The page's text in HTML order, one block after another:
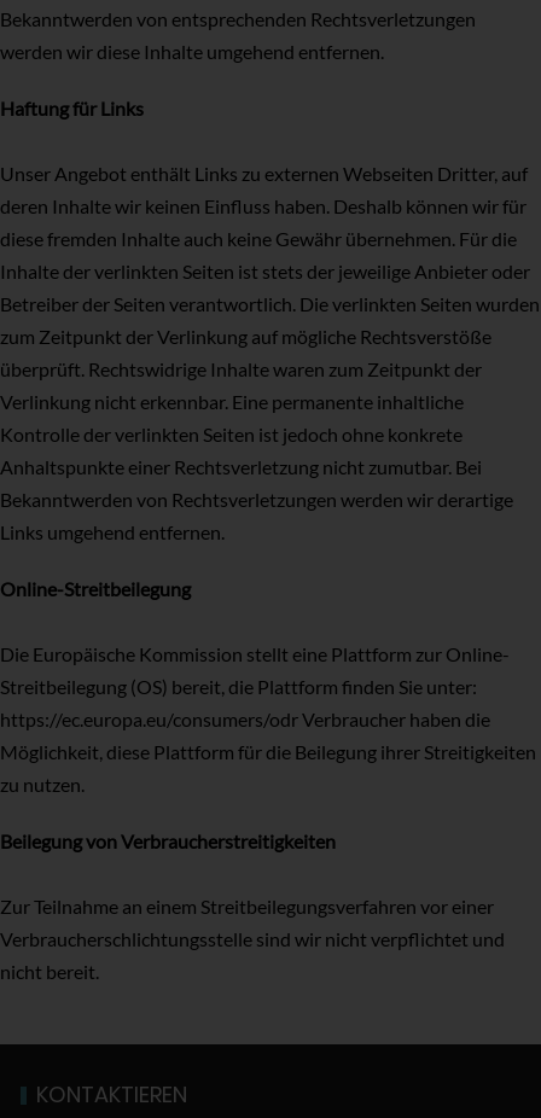
Bekanntwerden von entsprechenden Rechtsverletzungen
werden wir diese Inhalte umgehend entfernen.
Haftung für Links
Unser Angebot enthält Links zu externen Webseiten Dritter, auf
deren Inhalte wir keinen Einfluss haben. Deshalb können wir für
diese fremden Inhalte auch keine Gewähr übernehmen. Für die
Inhalte der verlinkten Seiten ist stets der jeweilige Anbieter oder
Betreiber der Seiten verantwortlich. Die verlinkten Seiten wurden
zum Zeitpunkt der Verlinkung auf mögliche Rechtsverstöße
überprüft. Rechtswidrige Inhalte waren zum Zeitpunkt der
Verlinkung nicht erkennbar. Eine permanente inhaltliche
Kontrolle der verlinkten Seiten ist jedoch ohne konkrete
Anhaltspunkte einer Rechtsverletzung nicht zumutbar. Bei
Bekanntwerden von Rechtsverletzungen werden wir derartige
Links umgehend entfernen.
Online-Streitbeilegung
Die Europäische Kommission stellt eine Plattform zur Online-
Streitbeilegung (OS) bereit, die Plattform finden Sie unter:
https://ec.europa.eu/consumers/odrVerbraucher haben die
Möglichkeit, diese Plattform für die Beilegung ihrer Streitigkeiten
zu nutzen.
Beilegung von Verbraucherstreitigkeiten
Zur Teilnahme an einem Streitbeilegungsverfahren vor einer
Verbraucherschlichtungsstelle sind wir nicht verpflichtet und
nicht bereit.
KONTAKTIEREN